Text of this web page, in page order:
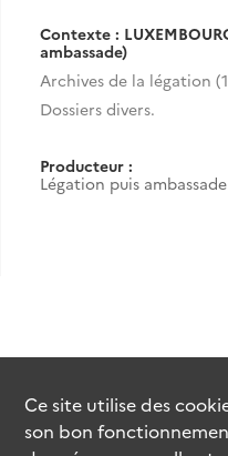
Contexte :
ambassade)
Archives de la légation
Dossiers divers.
Producteur :
Légation puis
Ce site utilise des
son bon